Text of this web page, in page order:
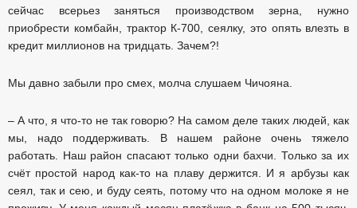
сейчас всерьез заняться производством зерна, нужно
приобрести комбайн, трактор К-700, сеялку, это опять влезть в
кредит миллионов на тридцать. Зачем?!
Мы давно забыли про смех, молча слушаем Чичояна.
– А что, я что-то не так говорю? На самом деле таких людей, как
мы, надо поддерживать. В нашем районе очень тяжело
работать. Наш район спасают только одни бахчи. Только за их
счёт простой народ как-то на плаву держится. И я арбузы как
сеял, так и сею, и буду сеять, потому что на одном молоке я не